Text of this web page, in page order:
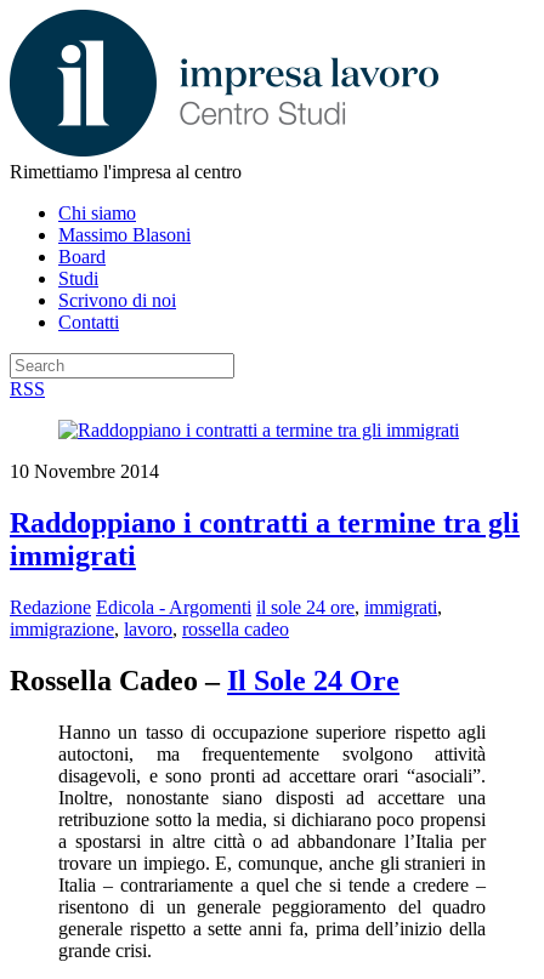
Rimettiamo l'impresa al centro
Chi siamo
Massimo Blasoni
Board
Studi
Scrivono di noi
Contatti
RSS
10 Novembre 2014
Raddoppiano i contratti a termine tra gli
immigrati
Redazione Edicola - Argomenti il sole 24 ore, immigrati,
immigrazione, lavoro, rossella cadeo
Rossella Cadeo –Il Sole 24 Ore
Hanno un tasso di occupazione superiore rispetto agli
autoctoni, ma frequentemente svolgono attività
disagevoli, e sono pronti ad accettare orari “asociali”.
Inoltre, nonostante siano disposti ad accettare una
retribuzione sotto la media, si dichiarano poco propensi
a spostarsi in altre città o ad abbandonare l’Italia per
trovare un impiego. E, comunque, anche gli stranieri in
Italia – contrariamente a quel che si tende a credere –
risentono di un generale peggioramento del quadro
generale rispetto a sette anni fa, prima dell’inizio della
grande crisi.